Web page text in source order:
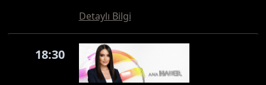
Detaylı Bilgi
18:30